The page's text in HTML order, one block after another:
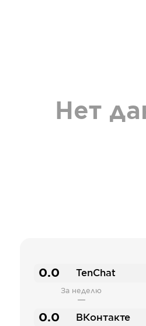
Нет
0.0 TenChat
За неделю
—
0.0 ВКонтакте